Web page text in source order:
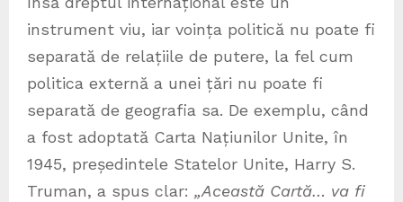
instrument viu, iar voința politică nu poate fi
separată de relațiile de putere, la fel cum
politica externă a unei țări nu poate fi
separată de geografia sa. De exemplu, când
a fost adoptată Carta Națiunilor Unite, în
1945, președintele Statelor Unite, Harry S.
Truman, a spus clar: „Această Cartă… va fi